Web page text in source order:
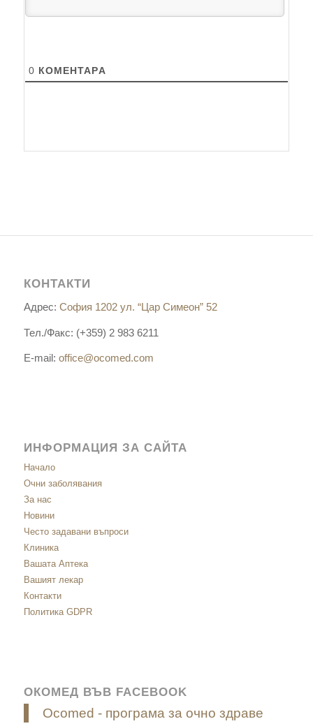
0 КОМЕНТАРA
КОНТАКТИ
Адрес: София 1202 ул. “Цар Симеон” 52
Тел./Факс: (+359) 2 983 6211
E-mail: office@ocomed.com
ИНФОРМАЦИЯ ЗА САЙТА
Начало
Очни заболявания
За нас
Новини
Често задавани въпроси
Клиника
Вашата Аптека
Вашият лекар
Контакти
Политика GDPR
ОКОМЕД ВЪВ FACEBOOK
Ocomed - програма за очно здраве